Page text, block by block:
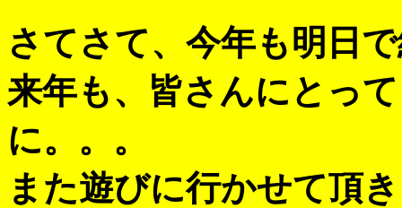
さてさて、今年も明日
来年も、皆さんにとっ
に。。。
また遊びに行かせて頂